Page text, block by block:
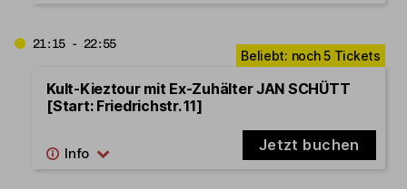
21:15 - 22:55
Kult-Kieztour mit Ex-Zuhälter JAN SCHÜTT
[Start: Friedrichstr. 11]
Jetzt buchen